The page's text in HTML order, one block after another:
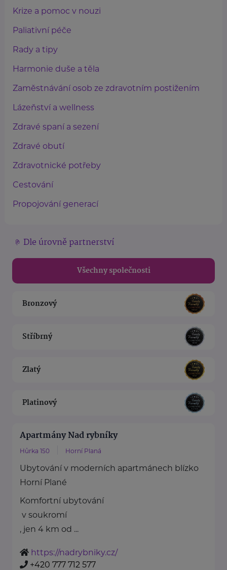
Krize a pomoc v nouzi
Paliativní péče
Rady a tipy
Harmonie duše a těla
Zaměstnávání osob ze zdravotním postižením
Lázeňství a wellness
Zdravé spaní a sezení
Zdravé obutí
Zdravotnické potřeby
Cestování
Propojování generací
Dle úrovně partnerství
Všechny společnosti
Bronzový
Stříbrný
Zlatý
Platinový
Apartmány Nad rybníky
Hůrka 150 Horní Planá
Ubytování v moderních apartmánech blízko
Horní Plané
Komfortní ubytování
v soukromí
, jen 4 km od ...
https://nadrybniky.cz/
+420 777 712 577